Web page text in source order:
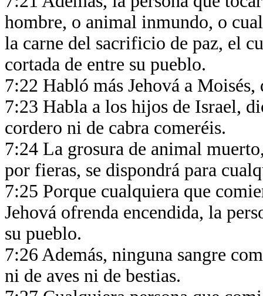
hombre, o animal inmundo, o
la carne del sacrificio de paz, el
cortada de entre su pueblo.
7:22 Habló más Jehová a
7:23 Habla a los hijos de Israel,
cordero ni de cabra comeréis.
7:24 La grosura de animal
por fieras, se dispondrá para
7:25 Porque cualquiera que
Jehová ofrenda encendida, la
su pueblo.
7:26 Además, ninguna sangre
ni de aves ni de bestias.